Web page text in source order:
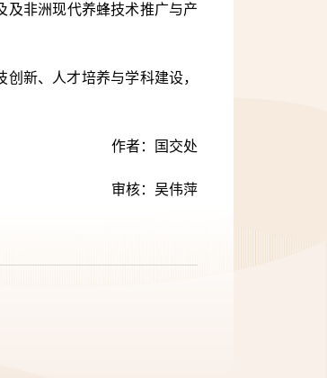
及非洲现代养蜂技术推广与产
新、人才培养与学科建设，
作者：国交处
审核：吴伟萍